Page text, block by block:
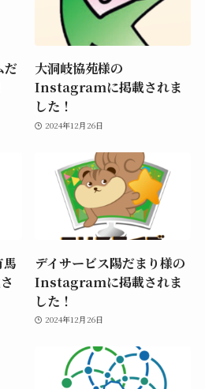
だ
大洞岐協苑様の
Instagramに掲載されま
した！
2024年12月26日
デイサービス陽だまり様の
Instagramに掲載されま
した！
2024年12月26日